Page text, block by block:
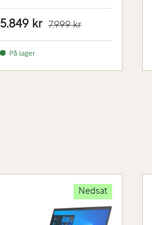
5.849 kr 7.999 kr
På lager
Nedsat